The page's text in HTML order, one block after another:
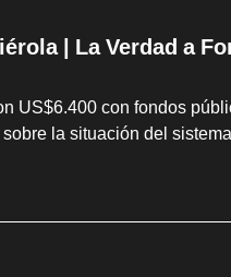
| La Verdad a
US$6.400 con fondos
la situación del